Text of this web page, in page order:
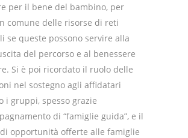
per il bene del bambino, per
comune delle risorse di reti
se queste possono servire alla
del percorso e al benessere
Si è poi ricordato il ruolo delle
nel sostegno agli affidatari
i gruppi, spesso grazie
di “famiglie guida”, e il
opportunità offerte alle famiglie